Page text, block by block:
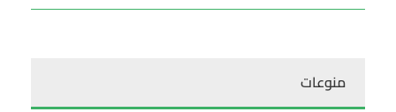
منوعات